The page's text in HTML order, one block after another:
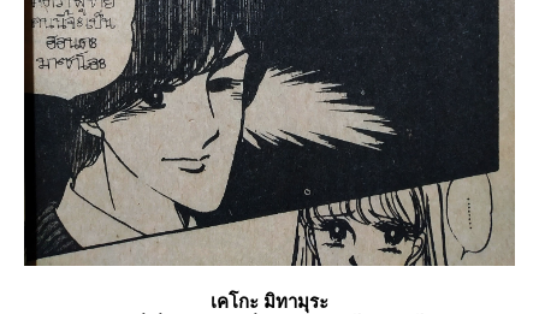
เคโกะ มิทามุระ